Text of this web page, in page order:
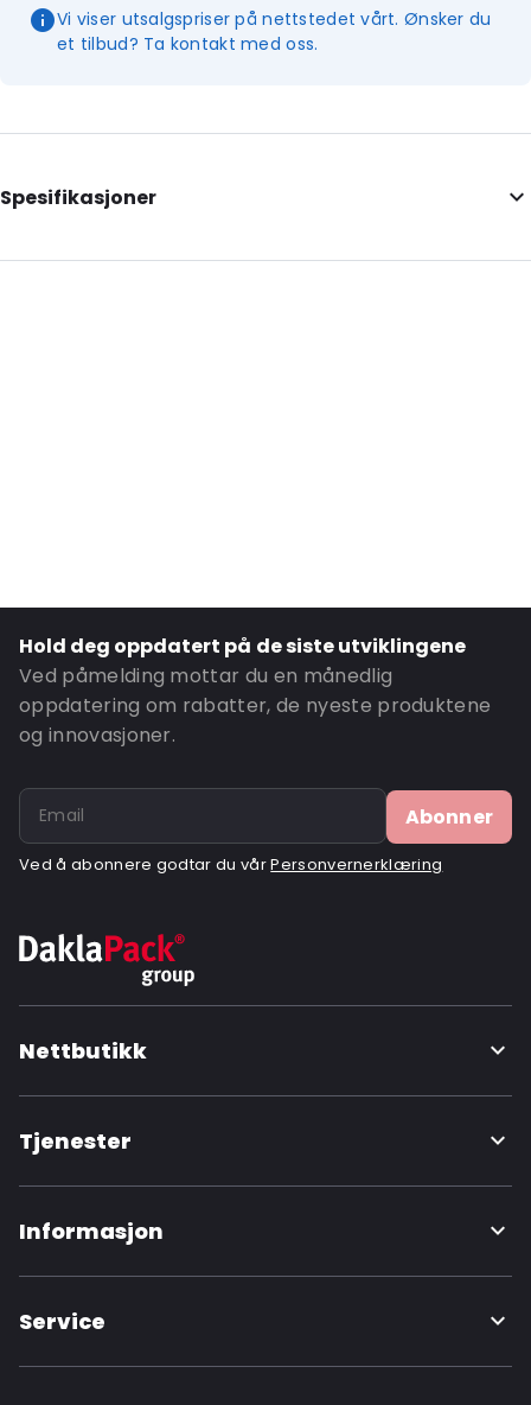
Vi viser utsalgspriser på nettstedet vårt. Ønsker du
et tilbud? Ta kontakt med oss.
Spesifikasjoner
External Length: 165
Ordre-ID: 460186
Hold deg oppdatert på de siste utviklingene
Ved påmelding mottar du en månedlig
oppdatering om rabatter, de nyeste produktene
og innovasjoner.
Abonner
Ved å abonnere godtar du vårPersonvernerklæring
Nettbutikk
Tjenester
Informasjon
Service